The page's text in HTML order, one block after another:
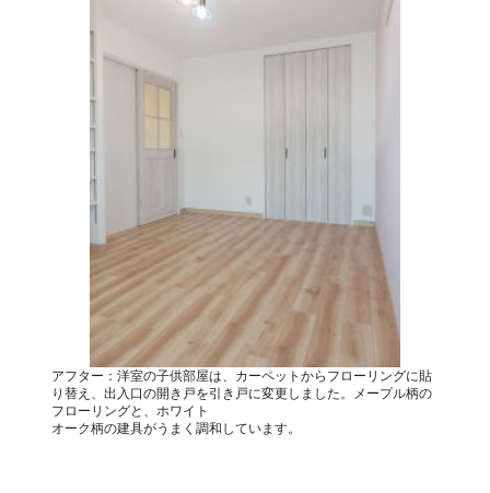
アフター：洋室の子供部屋は、カーペットからフローリングに貼
り替え、出入口の開き戸を引き戸に変更しました。メープル柄の
フローリングと、ホワイト
オーク柄の建具がうまく調和しています。